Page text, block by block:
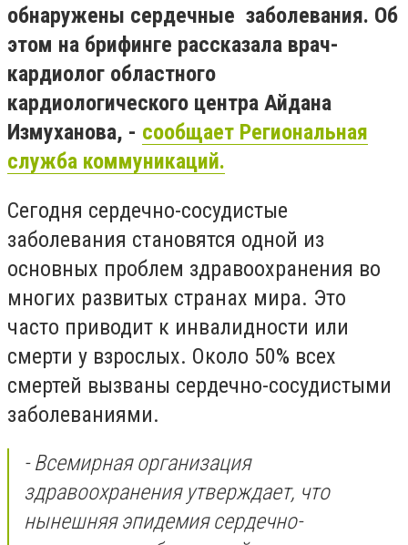
обнаружены сердечные заболевания. Об
этом на брифинге рассказала врач-
кардиолог областного
кардиологического центра Айдана
Измуханова, - сообщает Региональная
служба коммуникаций.
Сегодня сердечно-сосудистые
заболевания становятся одной из
основных проблем здравоохранения во
многих развитых странах мира. Это
часто приводит к инвалидности или
смерти у взрослых. Около 50% всех
смертей вызваны сердечно-сосудистыми
заболеваниями.
- Всемирная организация
здравоохранения утверждает, что
нынешняя эпидемия сердечно-